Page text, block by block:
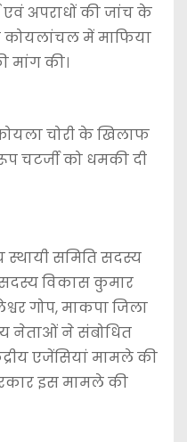
अपराधों की जांच के
कोयलांचल में माफिया
मांग की।
चोरी के खिलाफ
चटर्जी को धमकी दी
समिति सदस्य
विकास कुमार
गोप, माकपा जिला
नेताओं ने संबोधित
एजेंसियां मामले की
इस मामले की